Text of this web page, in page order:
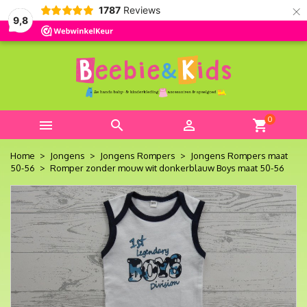
9,8
1787 Reviews ×
   shopping_cart0
Home Jongens Jongens Rompers
Jongens Rompers maat
50-56
Romper zonder mouw wit donkerblauw Boys maat 50-56